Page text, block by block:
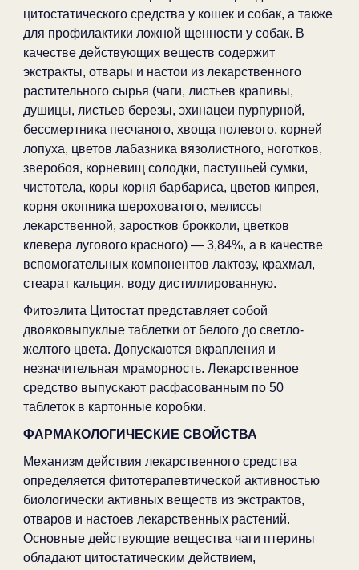
цитостатического средства у кошек и собак, а также
для профилактики ложной щенности у собак. В
качестве действующих веществ содержит
экстракты, отвары и настои из лекарственного
растительного сырья (чаги, листьев крапивы,
душицы, листьев березы, эхинацеи пурпурной,
бессмертника песчаного, хвоща полевого, корней
лопуха, цветов лабазника вязолистного, ноготков,
зверобоя, корневищ солодки, пастушьей сумки,
чистотела, коры корня барбариса, цветов кипрея,
корня окопника шероховатого, мелиссы
лекарственной, заростков брокколи, цветков
клевера лугового красного) — 3,84%, а в качестве
вспомогательных компонентов лактозу, крахмал,
стеарат кальция, воду дистиллированную.
Фитоэлита Цитостат представляет собой
двояковыпуклые таблетки от белого до светло-
желтого цвета. Допускаются вкрапления и
незначительная мраморность. Лекарственное
средство выпускают расфасованным по 50
таблеток в картонные коробки.
ФАРМАКОЛОГИЧЕСКИЕ СВОЙСТВА
Механизм действия лекарственного средства
определяется фитотерапевтической активностью
биологически активных веществ из экстрактов,
отваров и настоев лекарственных растений.
Основные действующие вещества чаги птерины
обладают цитостатическим действием,